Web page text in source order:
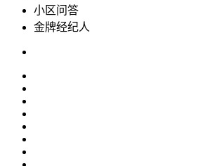
小区问答
金牌经纪人